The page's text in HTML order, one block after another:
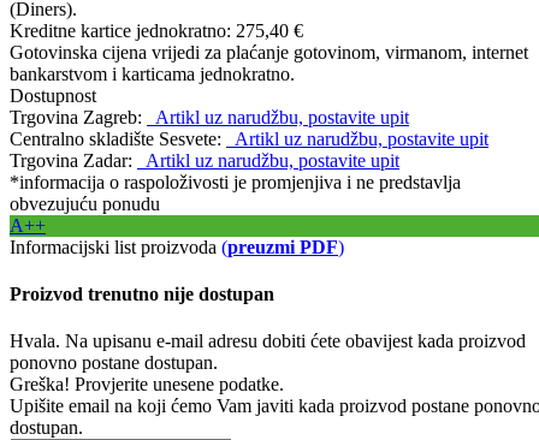
(Diners).
Kreditne kartice jednokratno: 275,40 €
Gotovinska cijena vrijedi za plaćanje gotovinom, virmanom, internet
bankarstvom i karticama jednokratno.
Dostupnost
Trgovina Zagreb:
Artikl uz narudžbu, postavite upit
Centralno skladište Sesvete:
Artikl uz narudžbu, postavite upit
Trgovina Zadar:
Artikl uz narudžbu, postavite upit
*informacija o raspoloživosti je promjenjiva i ne predstavlja
obvezujuću ponudu
A++
Informacijski list proizvoda (preuzmi PDF)
Proizvod trenutno nije dostupan
Hvala. Na upisanu e-mail adresu dobiti ćete obavijest kada proizvod
ponovno postane dostupan.
Greška! Provjerite unesene podatke.
Upišite email na koji ćemo Vam javiti kada proizvod postane
dostupan.